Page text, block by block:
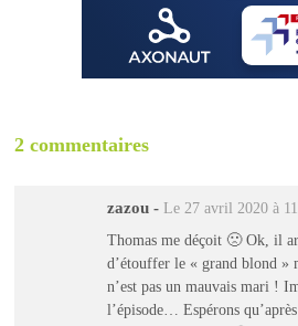
2 commentaires
zazou - Le 27 avril 2020 à
Thomas me déçoit 🙁 Ok, il
d’étouffer le « grand blond »
n’est pas un mauvais mari !
l’épisode… Espérons